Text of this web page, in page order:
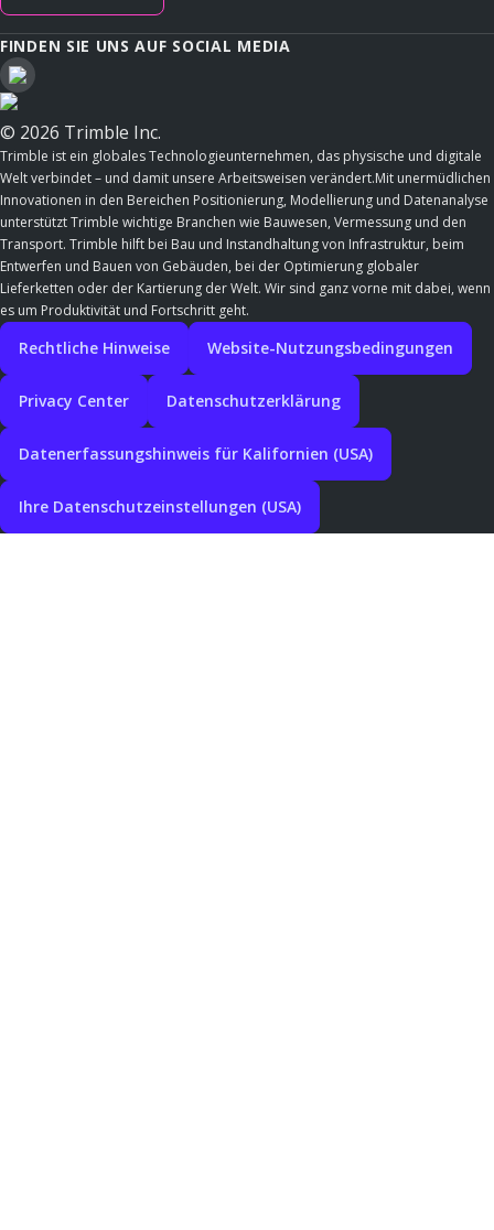
FINDEN SIE UNS AUF SOCIAL MEDIA
© 2026 Trimble Inc.
Trimble ist ein globales Technologieunternehmen, das physische und digitale
Welt verbindet – und damit unsere Arbeitsweisen verändert.Mit unermüdlichen
Innovationen in den Bereichen Positionierung, Modellierung und Datenanalyse
unterstützt Trimble wichtige Branchen wie Bauwesen, Vermessung und den
Transport. Trimble hilft bei Bau und Instandhaltung von Infrastruktur, beim
Entwerfen und Bauen von Gebäuden, bei der Optimierung globaler
Lieferketten oder der Kartierung der Welt. Wir sind ganz vorne mit dabei, wenn
es um Produktivität und Fortschritt geht.
Rechtliche Hinweise Website-Nutzungsbedingungen
Privacy Center Datenschutzerklärung
Datenerfassungshinweis für Kalifornien (USA)
Ihre Datenschutzeinstellungen (USA)